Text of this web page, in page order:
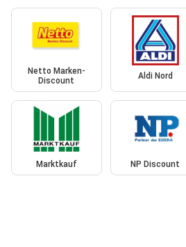
Netto Marken-
Discount
Aldi Nord
Marktkauf NP Discount